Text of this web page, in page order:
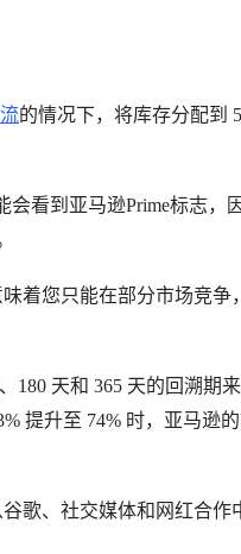
的情况下，将库存分配到
看到亚马逊Prime标志，
着您只能在部分市场竞争
180 天和 365 天的回溯期
提升至 74% 时，亚马逊
歌、社交媒体和网红合作